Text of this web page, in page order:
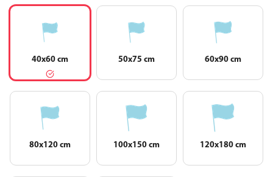
40x60 cm 50x75 cm 60x90 cm
80x120 cm 100x150 cm 120x180 cm